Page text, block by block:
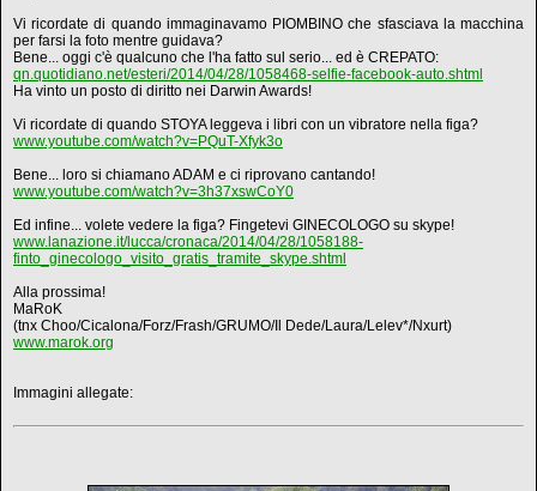
Vi ricordate di quando immaginavamo PIOMBINO che sfasciava la macchina
per farsi la foto mentre guidava?
Bene... oggi c'è qualcuno che l'ha fatto sul serio... ed è CREPATO:
qn.quotidiano.net/esteri/2014/04/28/1058468-selfie-facebook-auto.shtml
Ha vinto un posto di diritto nei Darwin Awards!
Vi ricordate di quando STOYA leggeva i libri con un vibratore nella figa?
www.youtube.com/watch?v=PQuT-Xfyk3o
Bene... loro si chiamano ADAM e ci riprovano cantando!
www.youtube.com/watch?v=3h37xswCoY0
Ed infine... volete vedere la figa? Fingetevi GINECOLOGO su skype!
www.lanazione.it/lucca/cronaca/2014/04/28/1058188-
finto_ginecologo_visito_gratis_tramite_skype.shtml
Alla prossima!
MaRoK
(tnx Choo/Cicalona/Forz/Frash/GRUMO/Il Dede/Laura/Lelev*/Nxurt)
www.marok.org
Immagini allegate: